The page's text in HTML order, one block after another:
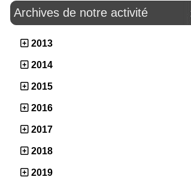
Archives de notre activité
2013
2014
2015
2016
2017
2018
2019